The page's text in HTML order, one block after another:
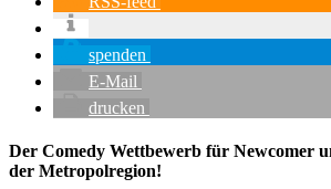
spenden
E-Mail
drucken
Der Comedy Wettbewerb für Newcomer
der Metropolregion!